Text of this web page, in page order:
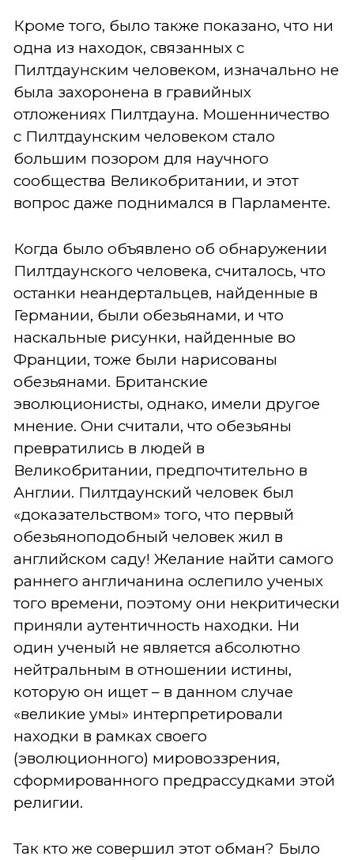
Кроме того, было также показано, что ни
одна из находок, связанных с
Пилтдаунским человеком, изначально не
была захоронена в гравийных
отложениях Пилтдауна. Мошенничество
с Пилтдаунским человеком стало
большим позором для научного
сообщества Великобритании, и этот
вопрос даже поднимался в Парламенте.
Когда было объявлено об обнаружении
Пилтдаунского человека, считалось, что
останки неандертальцев, найденные в
Германии, были обезьянами, и что
наскальные рисунки, найденные во
Франции, тоже были нарисованы
обезьянами. Британские
эволюционисты, однако, имели другое
мнение. Они считали, что обезьяны
превратились в людей в
Великобритании, предпочтительно в
Англии. Пилтдаунский человек был
«доказательством» того, что первый
обезьяноподобный человек жил в
английском саду! Желание найти самого
раннего англичанина ослепило ученых
того времени, поэтому они некритически
приняли аутентичность находки. Ни
один ученый не является абсолютно
нейтральным в отношении истины,
которую он ищет – в данном случае
«великие умы» интерпретировали
находки в рамках своего
(эволюционного) мировоззрения,
сформированного предрассудками этой
религии.
Так кто же совершил этот обман? Было